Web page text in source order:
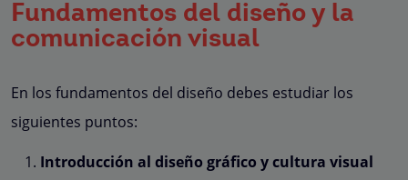
Fundamentos del diseño y la
comunicación visual
En los fundamentos del diseño debes estudiar los
siguientes puntos:
Introducción al diseño gráfico y cultura visual